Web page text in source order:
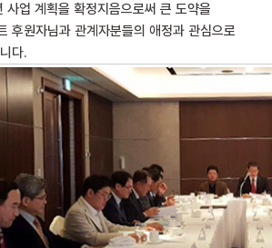
업 계획을 확정지음으로써 큰 도약을
후원자님과 관계자분들의 애정과 관심으로
다.